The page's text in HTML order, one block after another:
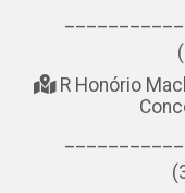
R Honório